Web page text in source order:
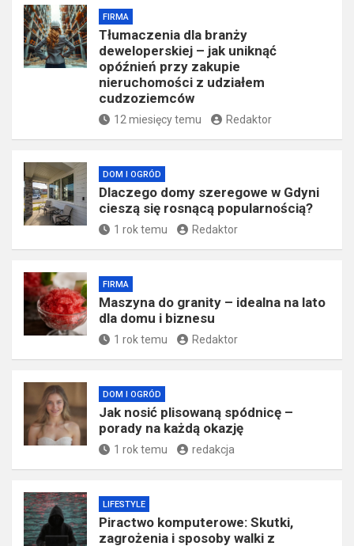
DOM I OGRÓD
Jak wykorzystywane są bale
drewniane w budownictwie?
7 miesięcy temu Redaktor
FIRMA
Tłumaczenia dla branży
opóźnień przy zakupie
nieruchomości z udziałem
cudzoziemców
12 miesięcy temu
DOM I OGRÓD
Dlaczego domy szeregowe w Gdyni
cieszą się rosnącą popularnością?
1 rok temu Redaktor
FIRMA
​Maszyna do granity – idealna na lato
dla domu i biznesu
1 rok temu Redaktor
DOM I OGRÓD
Jak nosić plisowaną spódnicę –
porady na każdą okazję